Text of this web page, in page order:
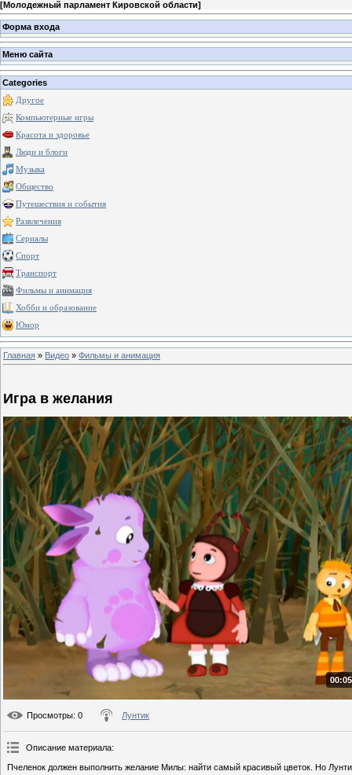
[Молодежный парламент Кировской области]
Форма входа
Меню сайта
Categories
Другое
Компьютерные игры
Красота и здоровье
Люди и блоги
Музыка
Общество
Путешествия и события
Развлечения
Сериалы
Спорт
Транспорт
Фильмы и анимация
Хобби и образование
Юмор
Главная » Видео » Фильмы и анимация
Игра в желания
Просмотры: 0 Лунтик
Описание материала:
Пчеленок должен выполнить желание Милы: найти самый красивый цветок. Но